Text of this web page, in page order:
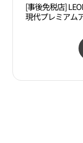
[事後免税店]
現代プレミアム
(레오나드 현대